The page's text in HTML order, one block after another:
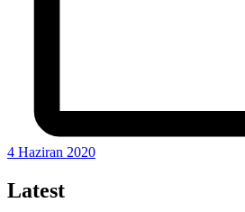
4 Haziran 2020
Latest